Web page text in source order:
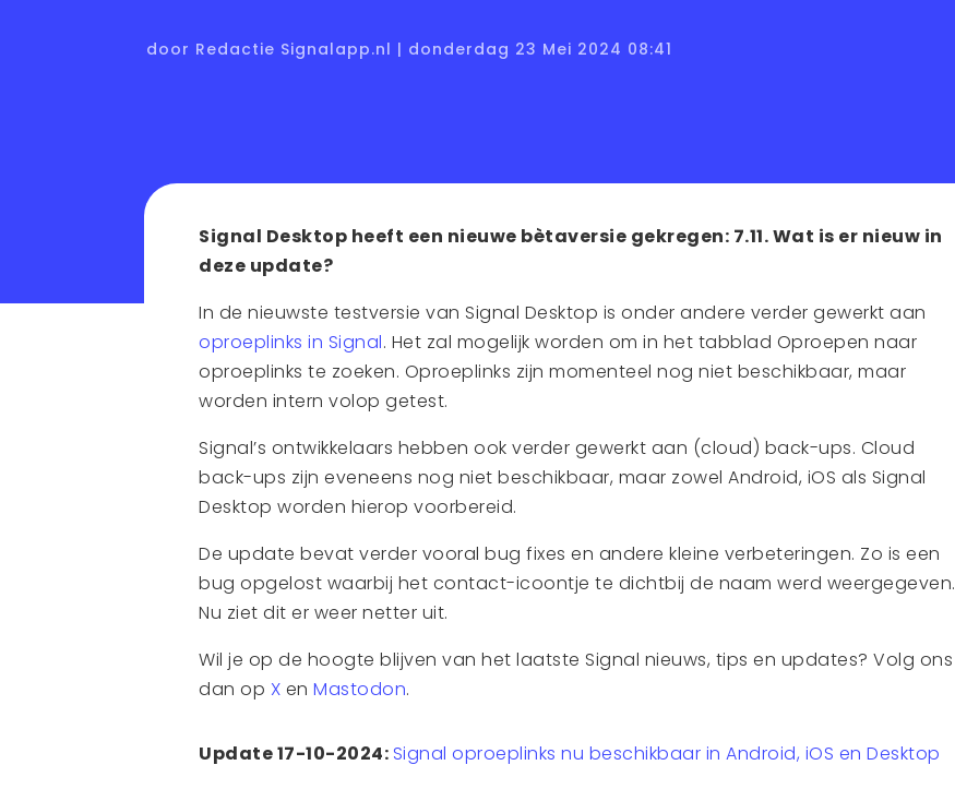
door Redactie Signalapp.nl | donderdag 23 Mei 2024 08:41
Signal Desktop heeft een nieuwe bètaversie gekregen: 7.11. Wat is er nieuw in
deze update?
In de nieuwste testversie van Signal Desktop is onder andere verder gewerkt aan
oproeplinks in Signal. Het zal mogelijk worden om in het tabblad Oproepen naar
oproeplinks te zoeken. Oproeplinks zijn momenteel nog niet beschikbaar, maar
worden intern volop getest.
Signal’s ontwikkelaars hebben ook verder gewerkt aan (cloud) back-ups. Cloud
back-ups zijn eveneens nog niet beschikbaar, maar zowel Android, iOS als Signal
Desktop worden hierop voorbereid.
De update bevat verder vooral bug fixes en andere kleine verbeteringen. Zo is een
bug opgelost waarbij het contact-icoontje te dichtbij de naam werd weergegeven.
Nu ziet dit er weer netter uit.
Wil je op de hoogte blijven van het laatste Signal nieuws, tips en updates? Volg ons
dan op X en Mastodon.
Update 17-10-2024: Signal oproeplinks nu beschikbaar in Android, iOS en Desktop